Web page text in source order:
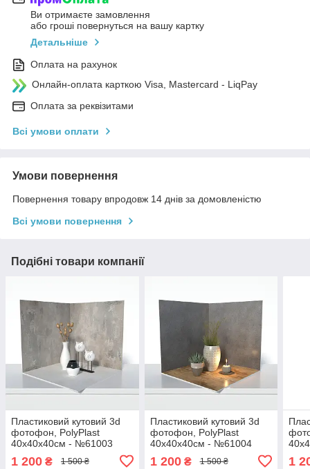
Ви отримаєте замовлення
або гроші повернуться на вашу картку
Детальніше
Оплата на рахунок
Онлайн-оплата карткою Visa, Mastercard - LiqPay
Оплата за реквізитами
Всі умови оплати
Умови повернення
Повернення товару впродовж 14 днів за домовленістю
Всі умови повернення
Подібні товари компанії
Пластиковий кутовий 3d
фотофон, PolyPlast
40x40x40см - №61003
1 200 ₴ 1 500 ₴
Пластиковий кутовий 3d
фотофон, PolyPlast
40x40x40см - №61004
1 200₴ 1 500 ₴ 1